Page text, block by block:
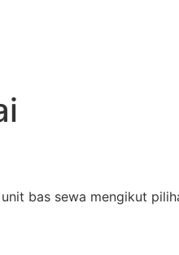
bas sewa mengikut